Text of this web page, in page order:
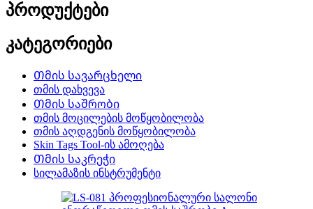
პროდუქტები
კატეგორიები
Თმის სავარცხელი
თმის დახვევა
Თმის საშრობი
თმის მოცილების მოწყობილობა
თმის აღდგენის მოწყობილობა
Skin Tags Tool-ის ამოღება
Თმის საკრეჭი
სილამაზის ინსტრუმენტი